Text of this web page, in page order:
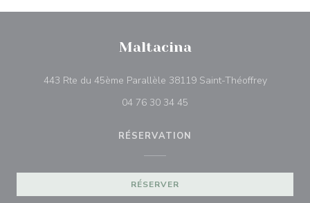
Maltacina
443 Rte du 45ème Parallèle 38119 Saint-Théoffrey((ouvre
04 76 30 34 45
RÉSERVATION
RÉSERVER